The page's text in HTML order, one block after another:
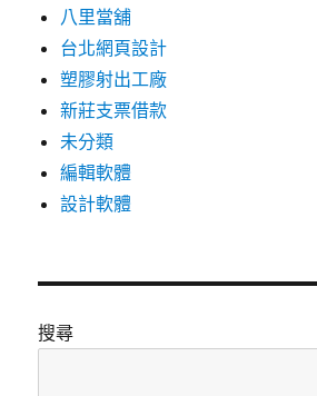
八里當舖
台北網頁設計
塑膠射出工廠
新莊支票借款
未分類
編輯軟體
設計軟體
搜尋